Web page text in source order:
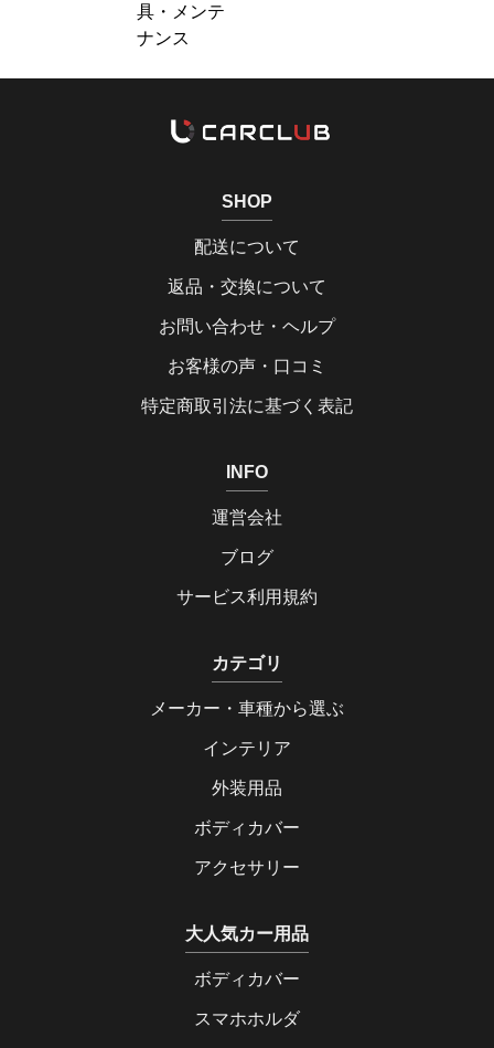
具・メンテ
ナンス
SHOP
配送について
返品・交換について
お問い合わせ・ヘルプ
お客様の声・口コミ
特定商取引法に基づく表記
INFO
運営会社
ブログ
サービス利用規約
カテゴリ
メーカー・車種から選ぶ
インテリア
外装用品
ボディカバー
アクセサリー
大人気カー用品
ボディカバー
スマホホルダ